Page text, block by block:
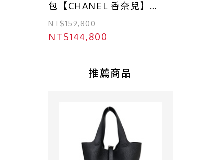
包【CHANEL 香奈兒】
AS6132
NT$159,800
NT$144,800
推薦商品